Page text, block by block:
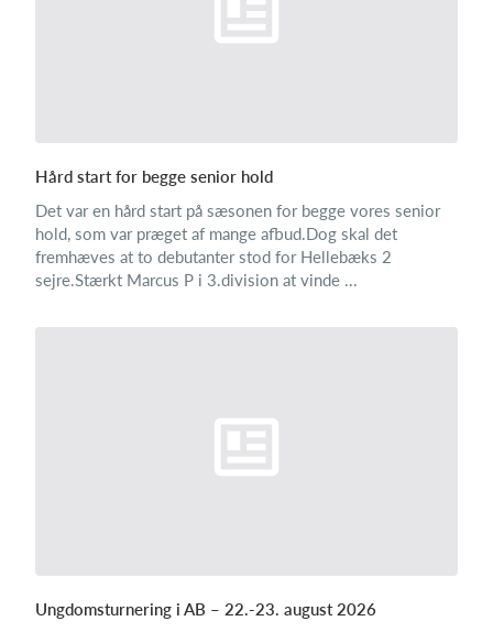
Hård start for begge senior hold
Det var en hård start på sæsonen for begge vores senior
hold, som var præget af mange afbud.Dog skal det
fremhæves at to debutanter stod for Hellebæks 2
sejre.Stærkt Marcus P i 3.division at vinde ...
Ungdomsturnering i AB – 22.-23. august 2026